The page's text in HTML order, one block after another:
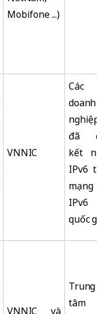
Mobifone ...)
VNNIC
Các
doanh
đã
kết
IPv6
mạng
IPv6
quốc
VNNIC và
Trung
tâm